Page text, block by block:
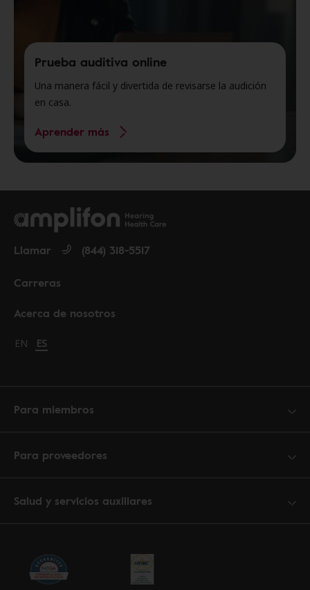
Prueba auditiva online
Una manera fácil y divertida de revisarse la audición
en casa.
Aprender más
Acerca de nosotros
Carreras
Llamar (844) 318-5517
Change language to English
EN Cambiar idioma a español
ES
Para miembros
Para proveedores
Salud y servicios auxiliares